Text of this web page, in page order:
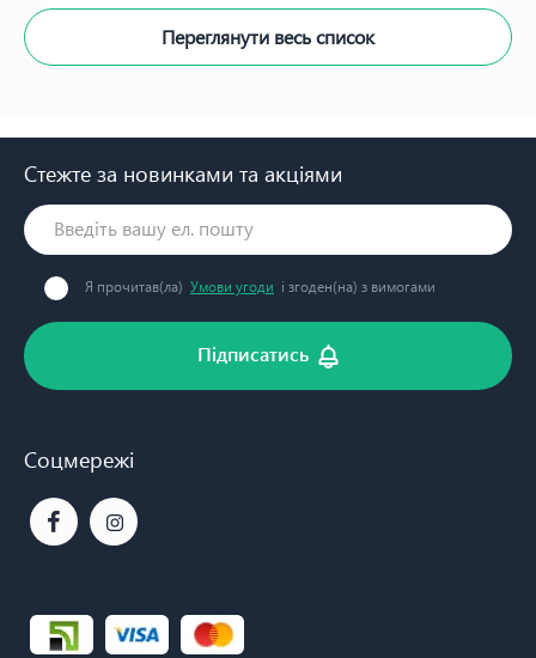
Переглянути весь список
Стежте за новинками та акціями
Я прочитав(ла) Умови угоди і згоден(на) з вимогами
Підписатись
Соцмережі